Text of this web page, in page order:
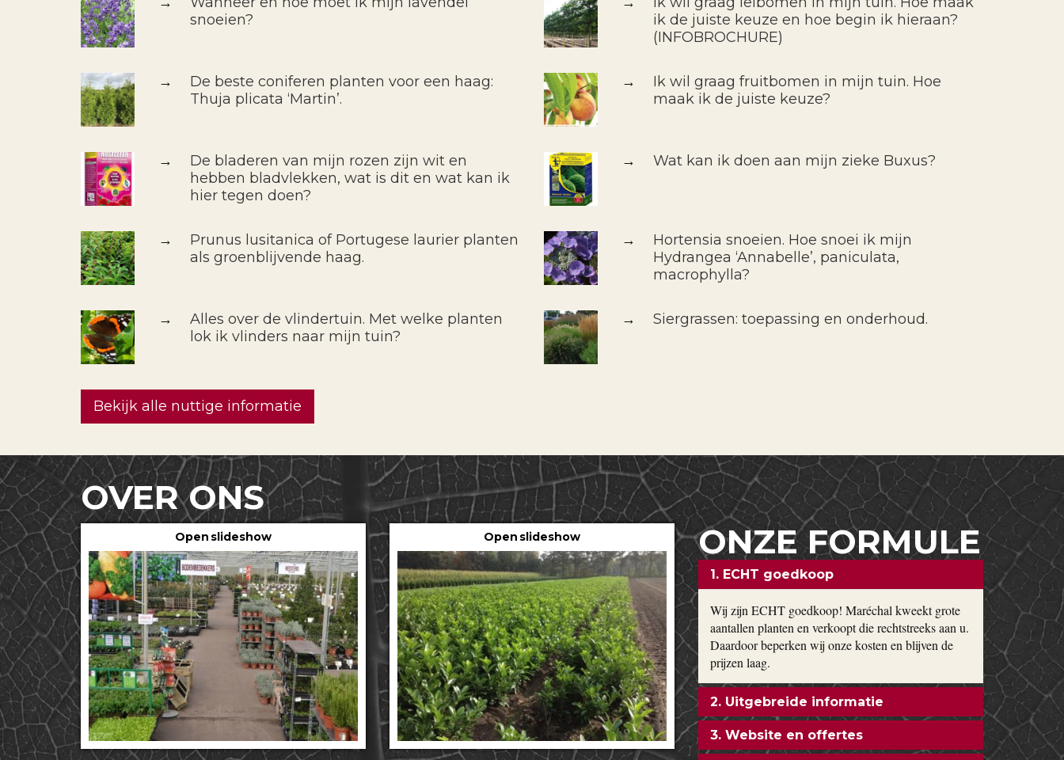
snoeien?
ik de juiste keuze en hoe begin ik hieraan?
(INFOBROCHURE)
→
De beste coniferen planten voor een haag:
Thuja plicata ‘Martin’.
→
Ik wil graag fruitbomen in mijn tuin. Hoe
maak ik de juiste keuze?
→
De bladeren van mijn rozen zijn wit en
hebben bladvlekken, wat is dit en wat kan ik
hier tegen doen?
→ Wat kan ik doen aan mijn zieke Buxus?
→
Prunus lusitanica of Portugese laurier planten
als groenblijvende haag.
→
Hortensia snoeien. Hoe snoei ik mijn
Hydrangea ‘Annabelle’, paniculata,
macrophylla?
→
Alles over de vlindertuin. Met welke planten
lok ik vlinders naar mijn tuin?
→ Siergrassen: toepassing en onderhoud.
Bekijk alle nuttige informatie
OVER ONS
Open slideshow Open slideshow ONZE FORMULE
1. ECHT goedkoop
Wij zijn ECHT goedkoop! Maréchal kweekt grote
aantallen planten en verkoopt die rechtstreeks aan u.
Daardoor beperken wij onze kosten en blijven de
prijzen laag.
2. Uitgebreide informatie
3. Website en offertes